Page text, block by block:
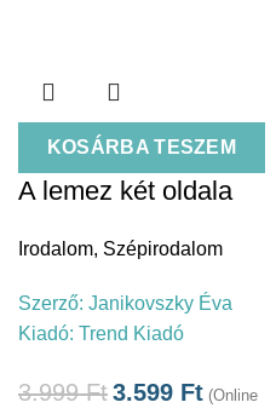
KOSÁRBA TESZEM
A lemez két oldala
Irodalom, Szépirodalom
Szerző: Janikovszky Éva
Kiadó: Trend Kiadó
3.999Ft3.599 Ft (Online